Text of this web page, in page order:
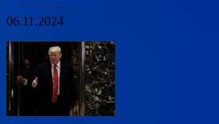
06.11.2024